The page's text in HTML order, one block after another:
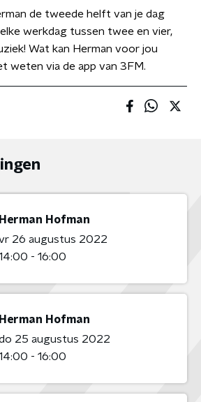
de tweede helft van je dag
werkdag tussen twee en vier,
Wat kan Herman voor jou
weten via de app van 3FM.
Herman Hofman
26 augustus 2022
- 16:00
Herman Hofman
25 augustus 2022
- 16:00